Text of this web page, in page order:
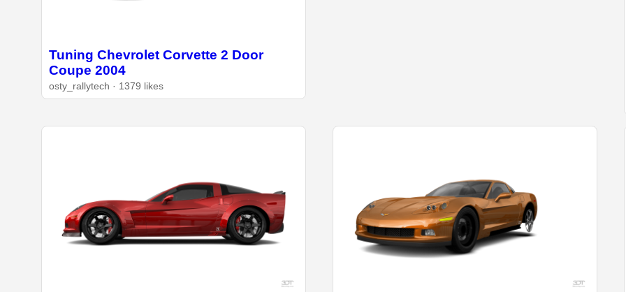
Tuning Chevrolet Corvette 2 Door
Coupe 2004
osty_rallytech · 1379 likes